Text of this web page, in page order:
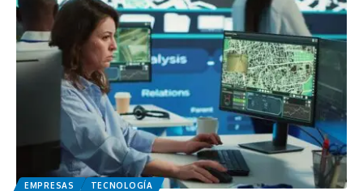
EMPRESAS TECNOLOGÍA